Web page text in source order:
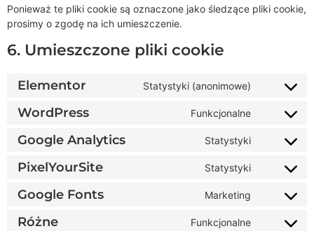
Ponieważ te pliki cookie są oznaczone jako śledzące pliki cookie,
prosimy o zgodę na ich umieszczenie.
6. Umieszczone pliki cookie
Elementor Statystyki (anonimowe)
WordPress Funkcjonalne
Google Analytics Statystyki
PixelYourSite Statystyki
Google Fonts Marketing
Różne Funkcjonalne